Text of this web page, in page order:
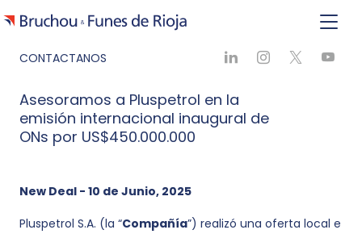
CONTACTANOS
Asesoramos a Pluspetrol en la
emisión internacional inaugural de
ONs por US$450.000.000
New Deal - 10 de Junio, 2025
Pluspetrol S.A. (la “Compañía”) realizó una oferta local e